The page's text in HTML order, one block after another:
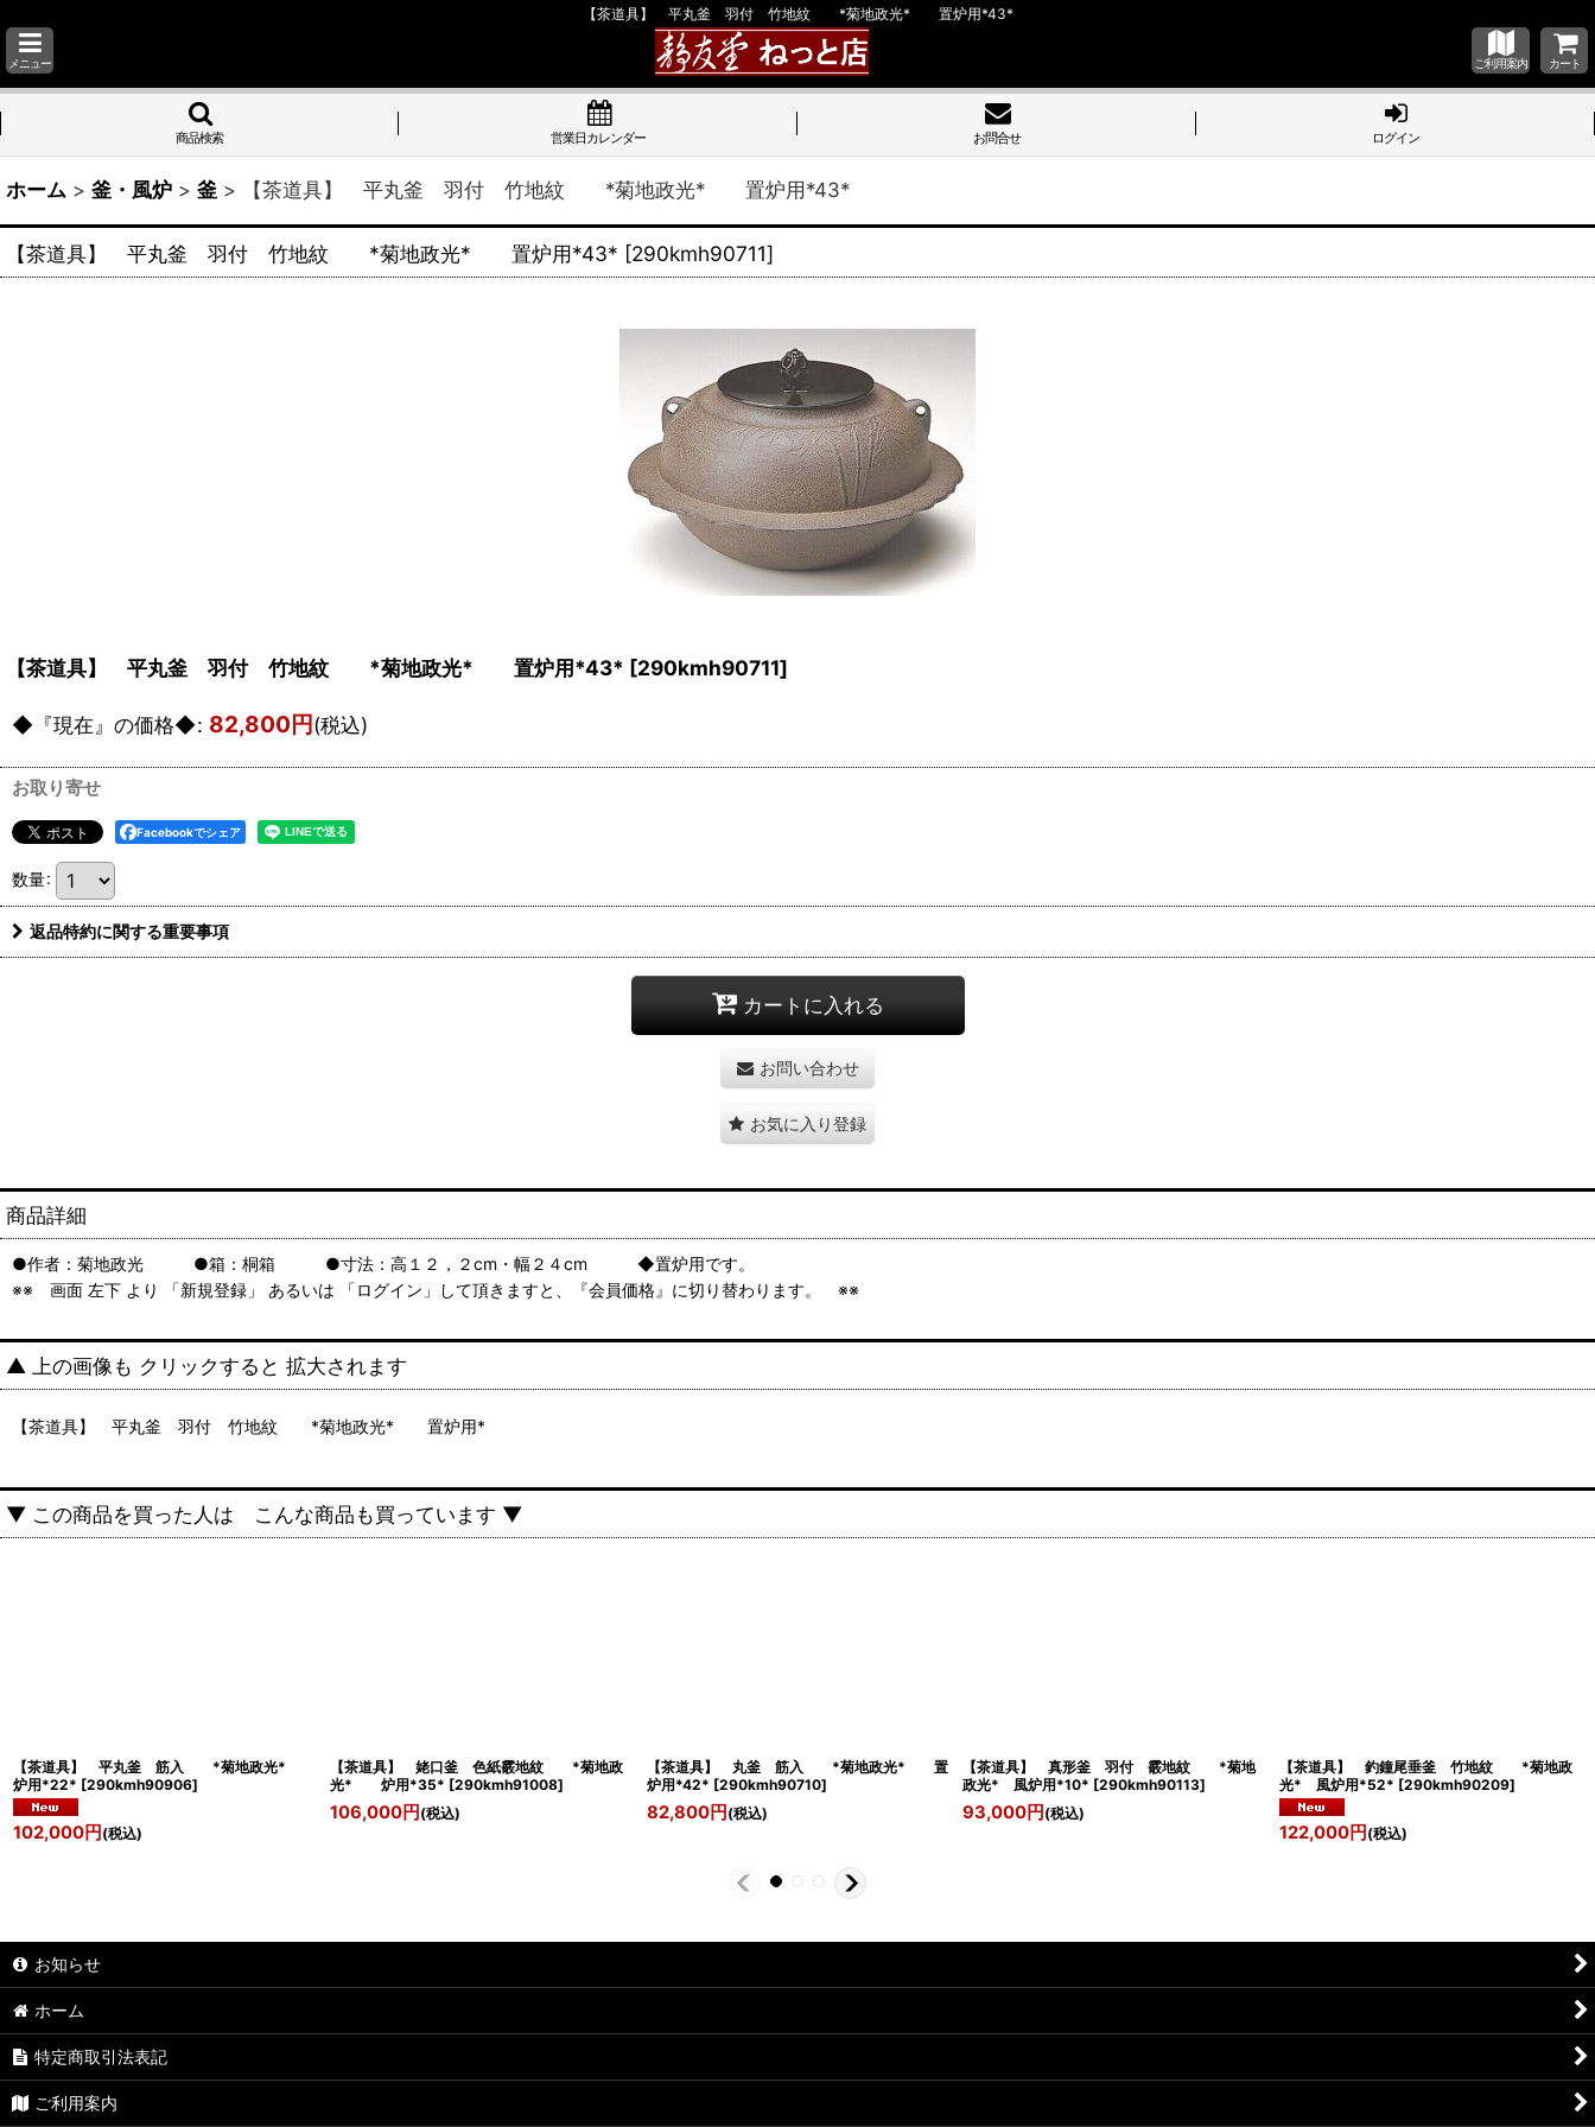
【茶道具】 平丸釜 羽付 竹地紋 *菊地政光* 置炉用*43*
メニュー ご利用案内 カート
商品検索 営業日カレンダー お問合せ ログイン
ホーム > 釜・風炉 > 釜 > 【茶道具】 平丸釜 羽付 竹地紋 *菊地政光* 置炉用*43*
【茶道具】 平丸釜 羽付 竹地紋 *菊地政光* 置炉用*43* [290kmh90711]
【茶道具】 平丸釜 羽付 竹地紋 *菊地政光* 置炉用*43* [290kmh90711]
◆『現在』の価格◆: 82,800円(税込)
お取り寄せ
Facebookでシェア
数量:
返品特約に関する重要事項
カートに入れる
お問い合わせ
お気に入り登録
商品詳細
●作者：菊地政光 ●箱：桐箱 ●寸法：高１２，２cm・幅２４cm ◆置炉用です。
※※ 画面 左下 より 「新規登録」 あるいは 「ログイン」して頂きますと、『会員価格』に切り替わります。 ※※
▲ 上の画像も クリックすると 拡大されます
【茶道具】 平丸釜 羽付 竹地紋 *菊地政光* 置炉用*
▼ この商品を買った人は こんな商品も買っています ▼
【茶道具】 平丸釜 筋入 *菊地政光*
炉用*22* [290kmh90906]
102,000円 (税込)
【茶道具】 姥口釜 色紙霰地紋 *菊地政
光* 炉用*35* [290kmh91008]
106,000円 (税込)
【茶道具】 丸釜 筋入 *菊地政光* 置
炉用*42* [290kmh90710]
82,800円 (税込)
【茶道具】 真形釜 羽付 霰地紋 *菊地
政光* 風炉用*10* [290kmh90113]
93,000円 (税込)
【茶道具】 釣鐘尾垂釜 竹地紋 *菊地政
光* 風炉用*52* [290kmh90209]
122,000円 (税込)
お知らせ
ホーム
特定商取引法表記
ご利用案内